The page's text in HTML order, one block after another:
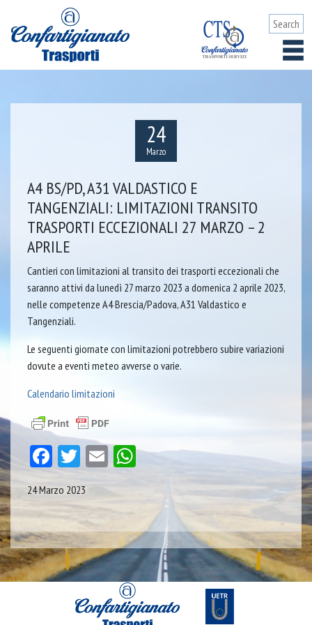
24
Marzo
A4 BS/PD, A31 VALDASTICO E
TANGENZIALI: LIMITAZIONI TRANSITO
TRASPORTI ECCEZIONALI 27 MARZO – 2
APRILE
Cantieri con limitazioni al transito dei trasporti eccezionali che
saranno attivi da lunedì 27 marzo 2023 a domenica 2 aprile 2023,
nelle competenze A4 Brescia/Padova, A31 Valdastico e
Tangenziali.
Le seguenti giornate con limitazioni potrebbero subire variazioni
dovute a eventi meteo avverse o varie.
Calendario limitazioni
Facebook
Twitter
EmailWhatsApp
24 Marzo 2023